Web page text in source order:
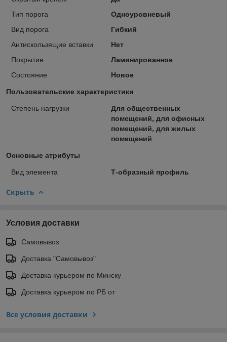
Тип порога
Одноуровневый
Вид порога
Гибкий
Антискользящие вставки
Нет
Покрытие
Ламинированное
Состояние
Новое
Пользовательские характеристики
Степень нагрузки
Для общественных
помещений, для офисных
помещений, для жилых
помещений
Основные атрибуты
Вид элемента Т-образный профиль
Скрыть
Условия доставки
Самовывоз
Доставка "Самовывоз"
Доставка курьером по Минску
Доставка курьером по РБ от
Все условия доставки